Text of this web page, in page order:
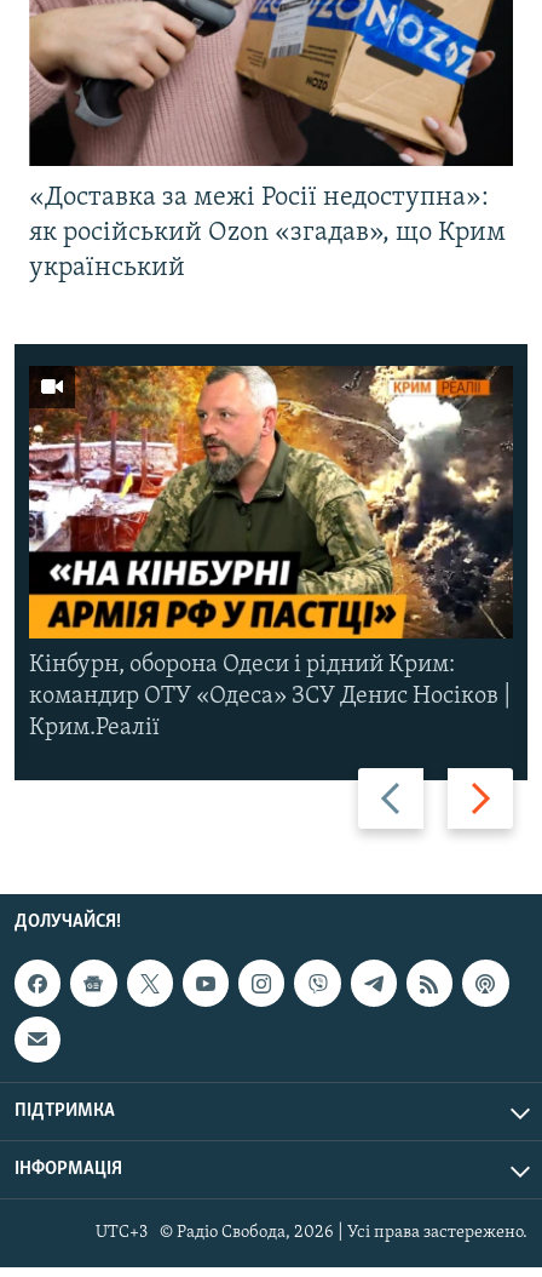
«Доставка за межі Росії недоступна»:
як російський Ozon «згадав», що Крим
український
Назад Вперед
Кінбурн, оборона Одеси і рідний Крим:
командир ОТУ «Одеса» ЗСУ Денис Носіков |
Крим.Реалії
ДОЛУЧАЙСЯ!
ПІДТРИМКА
ІНФОРМАЦІЯ
© Радіо Свобода, 2026 | Усі права застережено.
UTC+3